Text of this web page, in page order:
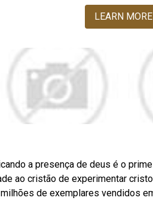
LEARN MORE
a presença de deus é o
ao cristão de experimentar
de exemplares vendidos